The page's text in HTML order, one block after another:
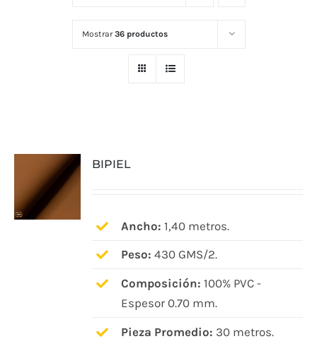
Mostrar36 productos
BIPIEL
Ancho: 1,40 metros.
Peso: 430 GMS/2.
Composición: 100% PVC -
Espesor 0.70 mm.
Pieza Promedio: 30 metros.